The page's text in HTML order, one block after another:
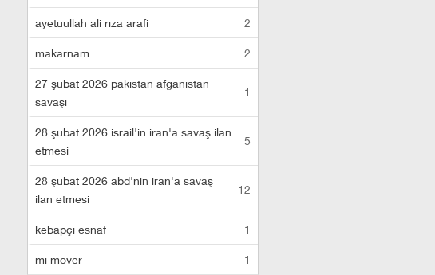
ayetuullah ali rıza arafi 2
makarnam 2
27 şubat 2026 pakistan afganistan
savaşı
1
28 şubat 2026 israil'in iran'a savaş ilan
etmesi
5
28 şubat 2026 abd'nin iran'a savaş
ilan etmesi
12
kebapçı esnaf 1
mi mover 1